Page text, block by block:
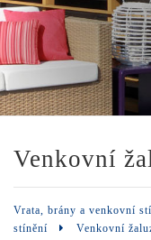
Venkovní
Vrata, brány a venkovní
stínění
Venkovní